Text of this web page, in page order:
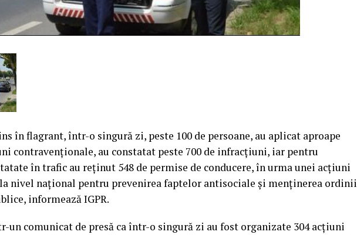
în flagrant, într-o singură zi, peste 100 de persoane, au aplicat aproape
contravenţionale, au constatat peste 700 de infracţiuni, iar pentru
în trafic au reţinut 548 de permise de conducere, în urma unei acţiuni
nivel naţional pentru prevenirea faptelor antisociale şi menţinerea ordinii
informează IGPR.
un comunicat de presă ca într-o singură zi au fost organizate 304 acţiuni